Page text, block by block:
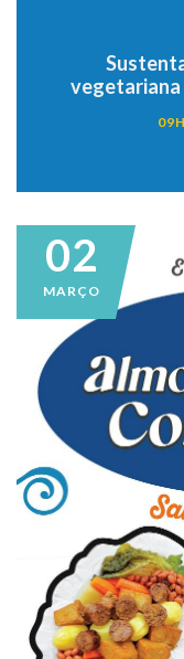
vegetariana
02
MARÇO